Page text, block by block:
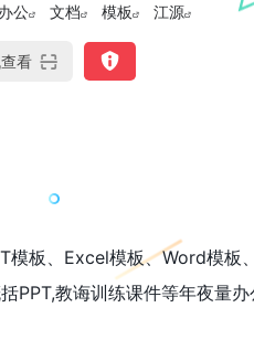
办公 文档 模板 江源
看
板、Excel模板、Word模
PPT,教诲训练课件等年夜量